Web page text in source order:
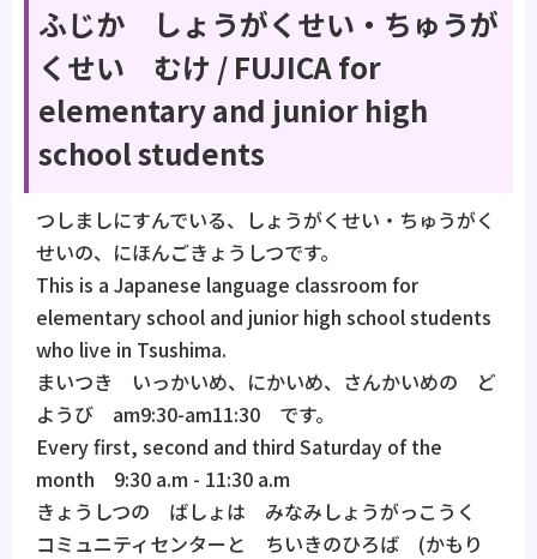
ふじか しょうがくせい・ちゅうが
くせい むけ / FUJICA for
elementary and junior high
school students
つしましにすんでいる、しょうがくせい・ちゅうがく
せいの、にほんごきょうしつです。
This is a Japanese language classroom for
elementary school and junior high school students
who live in Tsushima.
まいつき いっかいめ、にかいめ、さんかいめの ど
ようび am9:30-am11:30 です。
Every first, second and third Saturday of the
month 9:30 a.m - 11:30 a.m
きょうしつの ばしょは みなみしょうがっこうく
コミュニティセンターと ちいきのひろば (かもり